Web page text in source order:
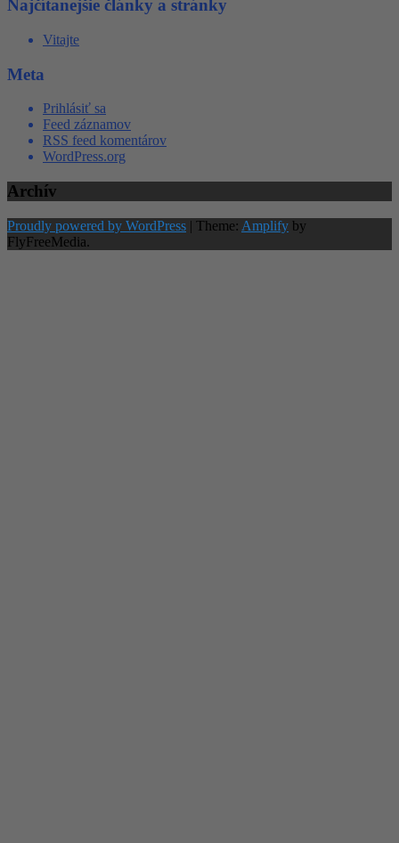
Najčítanejšie články a stránky
Vitajte
Meta
Prihlásiť sa
Feed záznamov
RSS feed komentárov
WordPress.org
Archív
Proudly powered by WordPress | Theme: Amplify by
FlyFreeMedia.